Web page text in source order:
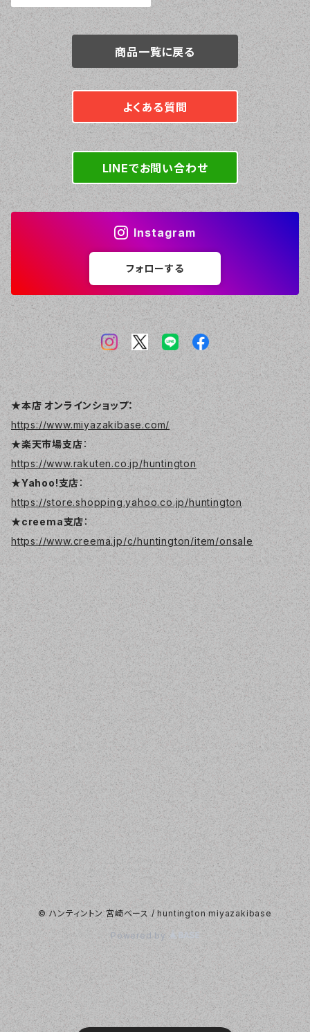
商品一覧に戻る
よくある質問
LINEでお問い合わせ
Instagram
フォローする
★本店 オンラインショップ：
https://www.miyazakibase.com/
★楽天市場支店：
https://www.rakuten.co.jp/huntington
★Yahoo!支店：
https://store.shopping.yahoo.co.jp/huntington
★creema支店：
https://www.creema.jp/c/huntington/item/onsale
© ハンティントン 宮崎ベース / huntington miyazakibase
Powered by